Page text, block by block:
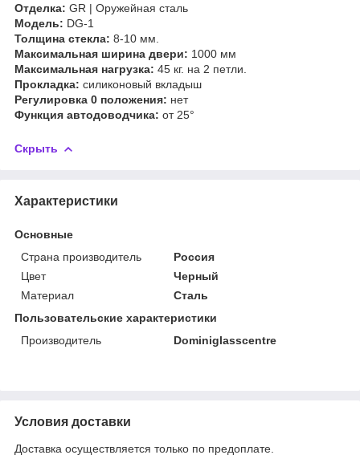
Отделка: GR | Оружейная сталь
Модель: DG-1
Толщина стекла: 8-10 мм.
Максимальная ширина двери: 1000 мм
Максимальная нагрузка: 45 кг. на 2 петли.
Прокладка: силиконовый вкладыш
Регулировка 0 положения: нет
Функция автодоводчика: от 25°
Скрыть
Характеристики
Основные
Страна производитель
Россия
Цвет
Черный
Материал
Сталь
Пользовательские характеристики
Производитель
Dominiglasscentre
Условия доставки
Доставка осуществляется только по предоплате.